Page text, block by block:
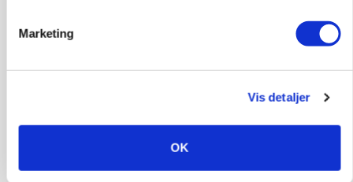
Marketing
Vis detaljer
OK